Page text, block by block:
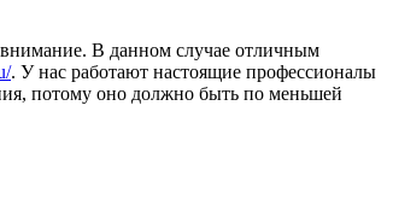
В данном случае отличным
. У нас работают настоящие профессионалы
потому оно должно быть по меньшей